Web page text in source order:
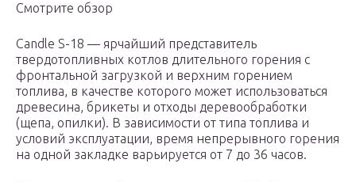
Смотрите обзор
Candle S-18 — ярчайший представитель
твердотопливных котлов длительного горения с
фронтальной загрузкой и верхним горением
топлива, в качестве которого может использоваться
древесина, брикеты и отходы деревообработки
(щепа, опилки). В зависимости от типа топлива и
условий эксплуатации, время непрерывного горения
на одной закладке варьируется от 7 до 36 часов.